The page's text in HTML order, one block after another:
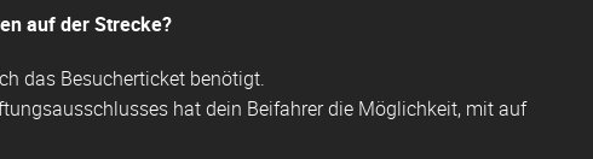
auf der Strecke?
das Besucherticket benötigt.
hat dein Beifahrer die Möglichkeit, mit auf